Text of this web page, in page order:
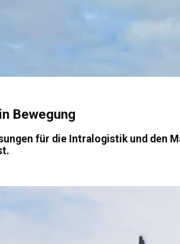
Bewegung
für die Intralogistik und den